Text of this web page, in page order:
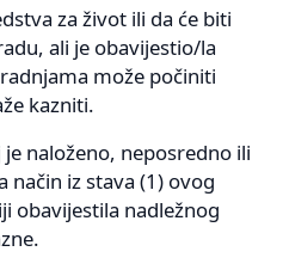
za život ili da će biti
ali je obavijestio/la
može počiniti
kazniti.
naloženo, neposredno ili
način iz stava (1) ovog
obavijestila nadležnog